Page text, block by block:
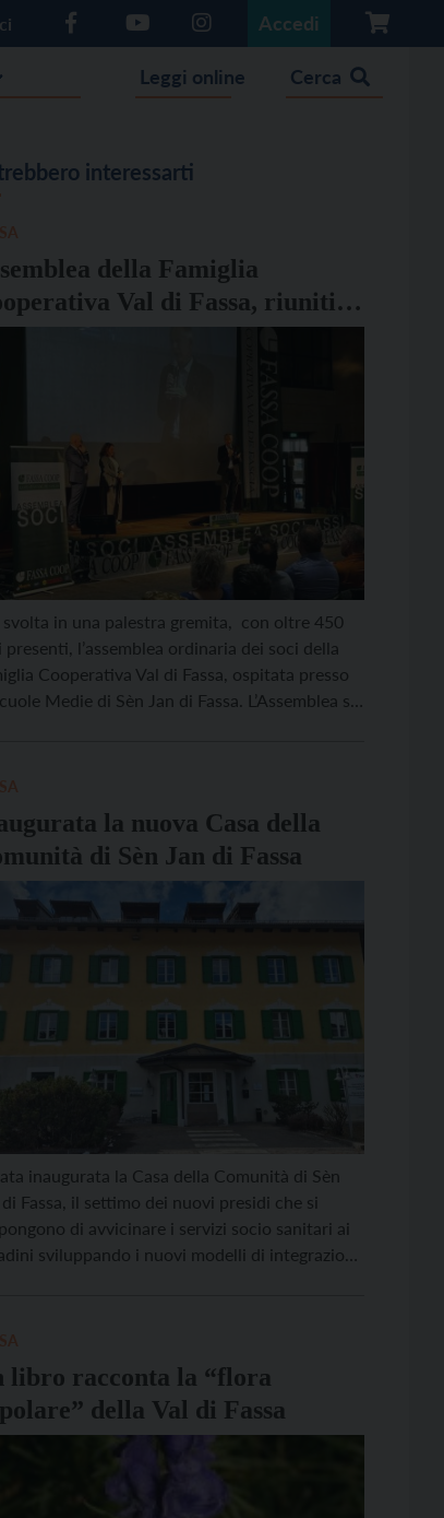
Accedi
Leggi online Cerca
interessarti
della Famiglia
Val di Fassa, riuniti
450 soci
svolta in una palestra gremita, con oltre 450
presenti, l’assemblea ordinaria dei soci della
Cooperativa Val di Fassa, ospitata presso
Medie di Sèn Jan di Fassa. L’Assemblea si
la nuova Casa della
di Sèn Jan di Fassa
inaugurata la Casa della Comunità di Sèn
di Fassa, il settimo dei nuovi presidi che si
di avvicinare i servizi socio sanitari ai
sviluppando i nuovi modelli di integrazione
libro racconta la “flora
della Val di Fassa